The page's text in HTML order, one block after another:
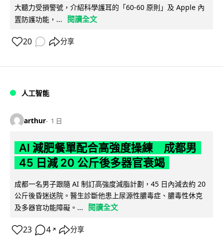
大聽力受損警號，介紹科學護耳的「60-60 原則」及 Apple 內
置防護功能，...
閱讀全文
20 分享
人工智能
arthur 1 日
AI 減肥餐單配合高強度操練 成都男
45 日減 20 公斤後多器官衰竭
成都一名男子跟隨 AI 制訂高強度減脂計劃，45 日內減去約 20
公斤後昏迷送院。醫生診斷他患上尿源性膿毒症、膿毒性休克
及多器官功能障礙。...
閱讀全文
23 4 ↗ 分享